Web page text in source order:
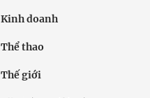
Kinh doanh
Thể thao
Thế giới